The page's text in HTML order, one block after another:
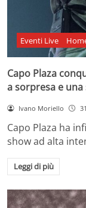
Eventi Live
Capo Plaza
a sorpresa e
Ivano Moriello
Capo Plaza ha
show ad alta
Leggi di più